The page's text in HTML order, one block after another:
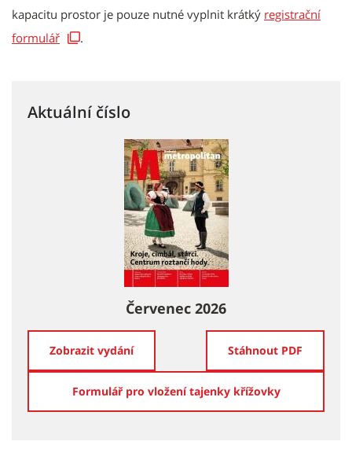
kapacitu prostor je pouze nutné vyplnit krátký registrační
formulář
.
Aktuální číslo
Červenec 2026
Zobrazit vydání Stáhnout PDF
Formulář pro vložení tajenky křížovky